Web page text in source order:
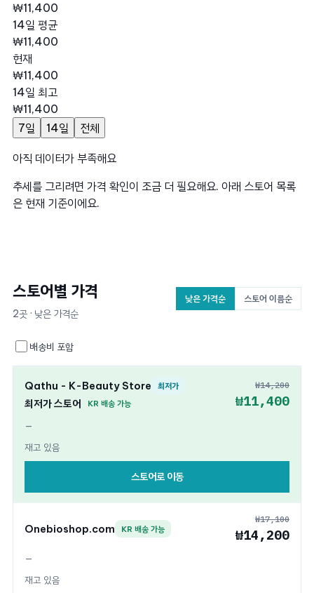
₩11,400
14일 평균
₩11,400
현재
₩11,400
14일 최고
₩11,400
7일
14일 전체
아직 데이터가 부족해요
추세를 그리려면 가격 확인이 조금 더 필요해요. 아래 스토어 목록
은 현재 기준이에요.
스토어별 가격
2곳 · 낮은 가격순
낮은 가격순 스토어 이름순
배송비 포함
Qathu - K-Beauty Store 최저가
최저가 스토어 KR 배송 가능
—
재고 있음
₩14,200
₩11,400
스토어로 이동
Onebioshop.com KR 배송 가능
—
재고 있음
₩17,100
₩14,200